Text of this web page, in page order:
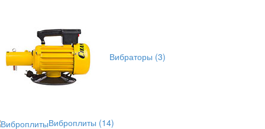
Вибраторы (3)
Виброплиты (14)